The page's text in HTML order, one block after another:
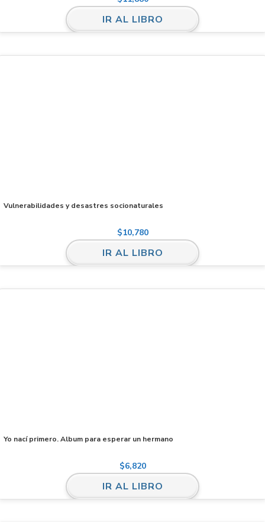
IR AL LIBRO
Vulnerabilidades y desastres socionaturales
$10,780
IR AL LIBRO
Yo nací primero. Album para esperar un hermano
$6,820
IR AL LIBRO